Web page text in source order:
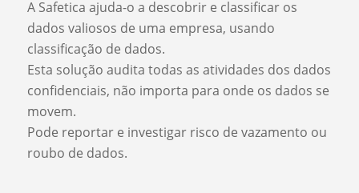
A Safetica ajuda-o a descobrir e classificar os
dados valiosos de uma empresa, usando
classificação de dados.
Esta solução audita todas as atividades dos dados
confidenciais, não importa para onde os dados se
movem.
Pode reportar e investigar risco de vazamento ou
roubo de dados.